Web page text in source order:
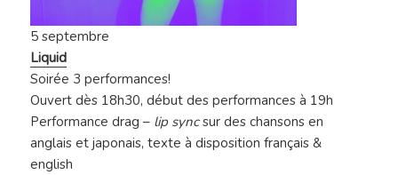
5 septembre
Liquid
Soirée 3 performances!
Ouvert dès 18h30, début des performances à 19h
Performance drag – lip syncsur des chansons en
anglais et japonais, texte à disposition français &
english